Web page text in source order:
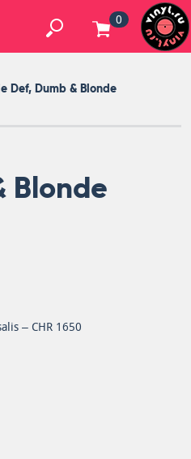
0
Def, Dumb & Blonde
Blonde
– CHR 1650